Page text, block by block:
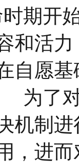
期开
和活
自愿
了对
机制
，进